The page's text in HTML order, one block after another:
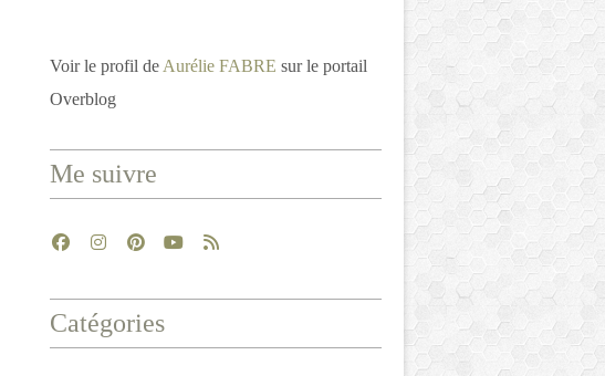
Voir le profil de Aurélie FABRE sur le portail
Overblog
Me suivre
Catégories